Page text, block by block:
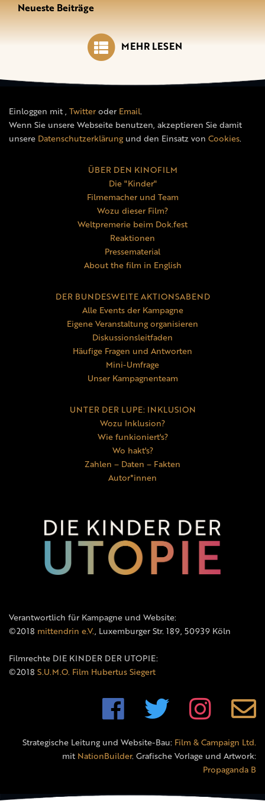
Neueste Beiträge
MEHR LESEN
Einloggen mit, Twitteroder Email.
Wenn Sie unsere Webseite benutzen, akzeptieren Sie damit
unsere Datenschutzerklärungund den Einsatz von Cookies.
ÜBER DEN KINOFILM
Die "Kinder"
Filmemacher und Team
Wozu dieser Film?
Weltpremerie beim Dok.fest
Reaktionen
Pressematerial
About the film in English
DER BUNDESWEITE AKTIONSABEND
Alle Events der Kampagne
Eigene Veranstaltung organisieren
Diskussionsleitfaden
Häufige Fragen und Antworten
Mini-Umfrage
Unser Kampagnenteam
UNTER DER LUPE: INKLUSION
Wozu Inklusion?
Wie funkioniert's?
Wo hakt's?
Zahlen – Daten – Fakten
Autor*innen
Verantwortlich für Kampagne und Website:
©2018 mittendrin e.V., Luxemburger Str. 189, 50939 Köln
Filmrechte DIE KINDER DER UTOPIE:
©2018 S.U.M.O. Film Hubertus Siegert
Strategische Leitung und Website-Bau: Film & Campaign Ltd.
mit NationBuilder. Grafische Vorlage und Artwork:
Propaganda B